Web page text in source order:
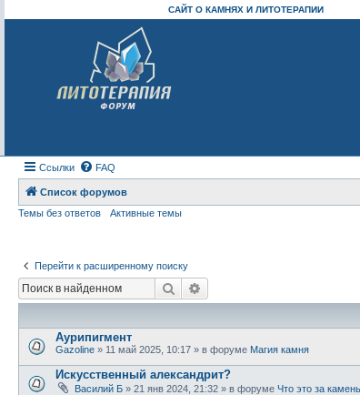
САЙТ О КАМНЯХ И ЛИТОТЕРАПИИ
Ссылки FAQ
Список форумов
Темы без ответов
Активные темы
Перейти к расширенному поиску
Поиск
Аурипигмент
Gazoline » 11 май 2025, 10:17 » в форуме Магия камня
Искусственный александрит?
Василий Б » 21 янв 2024, 21:32 » в форуме Что это за